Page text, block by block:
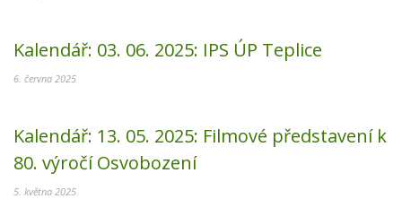
Kalendář: 03. 06. 2025: IPS ÚP Teplice
6. června 2025
Kalendář: 13. 05. 2025: Filmové představení k
80. výročí Osvobození
5. května 2025